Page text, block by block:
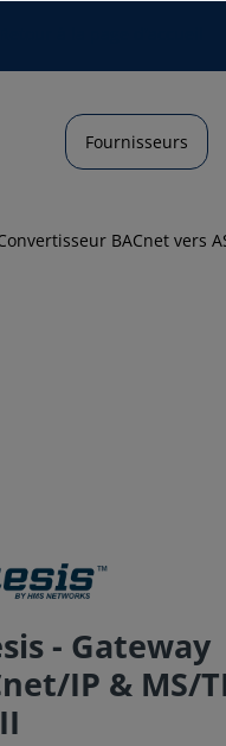
Fournisseurs
- Gateway
IP & MS/